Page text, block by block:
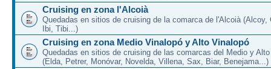
Cruising en zona l'Alcoià
Quedadas en sitios de cruising de la comarca de l'Alcoià (Alcoy,
Ibi, Tibi...)
Cruising en zona Medio Vinalopó y Alto Vinalopó
Quedadas en sitios de cruising de las comarcas del Medio y
(Elda, Petrer, Monóvar, Novelda, Villena, Sax, Biar, Benejama...)